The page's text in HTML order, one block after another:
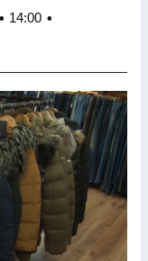
• 14:00 •